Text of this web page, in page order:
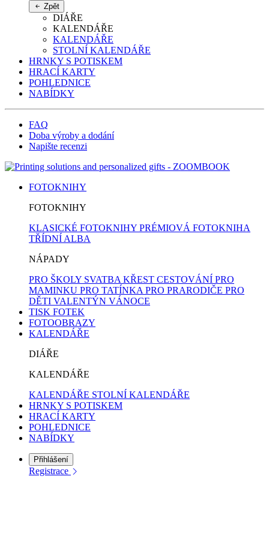
Zpět
DIÁŘE
KALENDÁŘE
KALENDÁŘE
STOLNÍ KALENDÁŘE
HRNKY S POTISKEM
HRACÍ KARTY
POHLEDNICE
NABÍDKY
FAQ
Doba výroby a dodání
Napište recenzi
FOTOKNIHY
FOTOKNIHY
KLASICKÉ FOTOKNIHY PRÉMIOVÁ FOTOKNIHA
TŘÍDNÍ ALBA
NÁPADY
PRO ŠKOLY SVATBA KŘEST CESTOVÁNÍ PRO
MAMINKU PRO TATÍNKA PRO PRARODIČE PRO
DĚTI VALENTÝN VÁNOCE
TISK FOTEK
FOTOOBRAZY
KALENDÁŘE
DIÁŘE
KALENDÁŘE
KALENDÁŘE STOLNÍ KALENDÁŘE
HRNKY S POTISKEM
HRACÍ KARTY
POHLEDNICE
NABÍDKY
Přihlášení
Registrace